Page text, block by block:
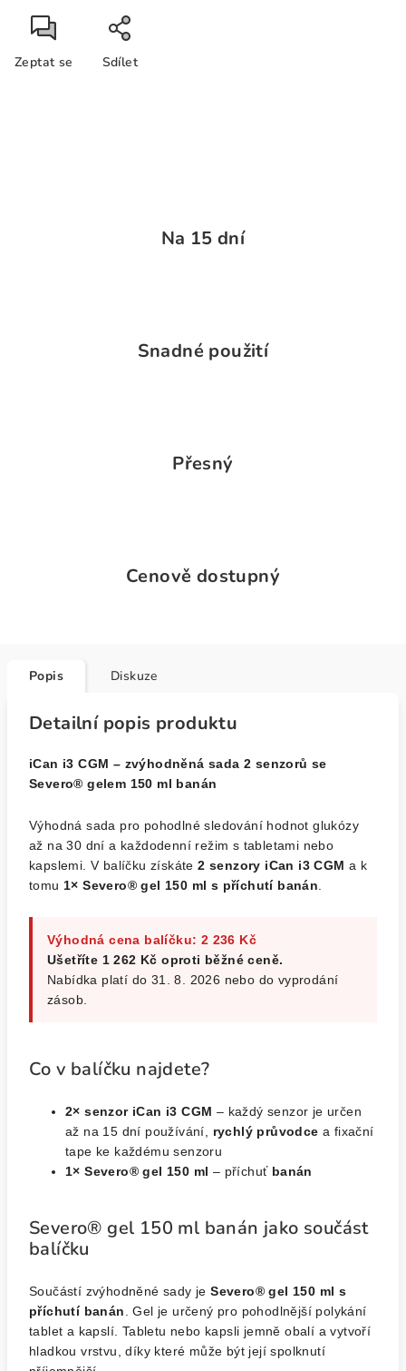
Zeptat se Sdílet
Na 15 dní
Snadné použití
Přesný
Cenově dostupný
Popis Diskuze
Detailní popis produktu
iCan i3 CGM – zvýhodněná sada 2 senzorů se
Severo® gelem 150 ml banán
Výhodná sada pro pohodlné sledování hodnot glukózy
až na 30 dní a každodenní režim s tabletami nebo
kapslemi. V balíčku získáte2 senzory iCan i3 CGM a k
tomu 1× Severo® gel 150 ml s příchutí banán
Výhodná cena balíčku: 2 236 Kč
Ušetříte 1 262 Kč oproti běžné ceně.
Nabídka platí do 31. 8. 2026 nebo do vyprodání
zásob.
Co v balíčku najdete?
2× senzor iCan i3 CGM – každý senzor je určen
až na 15 dní používání, rychlý průvodce a fixační
tape ke každému senzoru
1× Severo® gel 150 ml – příchuť banán
Severo® gel 150 ml banán jako součást
balíčku
Součástí zvýhodněné sady jeSevero® gel 150 ml s
příchutí banán
. Gel je určený pro pohodlnější polykání
tablet a kapslí. Tabletu nebo kapsli jemně obalí a vytvoří
hladkou vrstvu, díky které může být její spolknutí